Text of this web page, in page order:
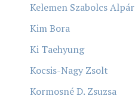
Kelemen Szabolcs Alpár
Kim Bora
Ki Taehyung
Kocsis-Nagy Zsolt
Kormosné D. Zsuzsa